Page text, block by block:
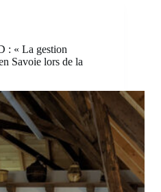
: « La gestion
Savoie lors de la